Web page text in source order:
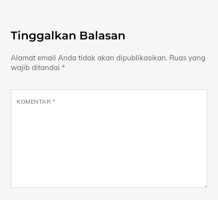
Tinggalkan Balasan
Alamat email Anda tidak akan dipublikasikan. Ruas yang
wajib ditandai*
KOMENTAR *